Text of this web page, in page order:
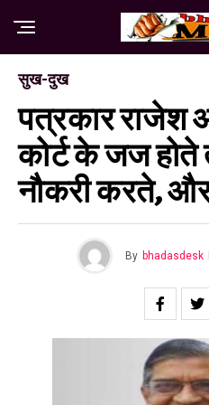
सुख-दुख
पत्रकार राजेश
कोर्ट के जज होते
नौकरी करते, और
By bhadasdesk